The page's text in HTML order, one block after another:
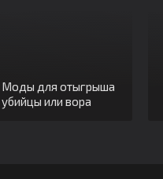
Моды для отыгрыша
убийцы или вора